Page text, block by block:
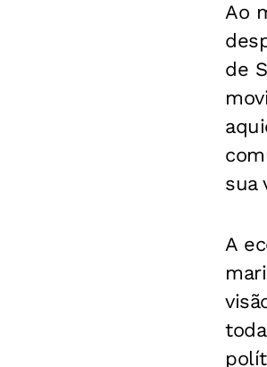
Ao
de
sua
A